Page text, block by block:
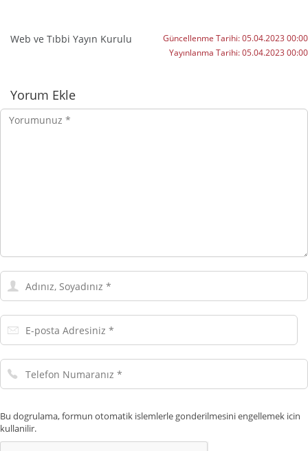
Web ve Tıbbi Yayın Kurulu Güncellenme Tarihi:05.04.2023 00:00
Yayınlanma Tarihi:05.04.2023 00:00
Yorumlar
Yorum Ekle
Yorumunuz
Adınız,
Soyadınız
E-
posta
Telefon
Numaranız
Bu dogrulama, formun otomatik islemlerle gonderilmesini engellemek icin
kullanilir.